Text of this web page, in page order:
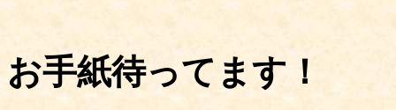
お手紙待ってます！